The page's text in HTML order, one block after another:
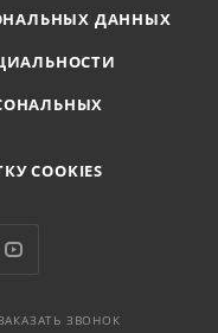
ДАННЫХ
COOKIES
ЗВОНОК